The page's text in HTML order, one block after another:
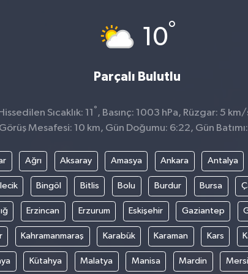
10°
Parçalı Bulutlu
Sıcaklık: 11 ° , Basınç: 1003 hPa, Rüzgar: 5
Mesafesi: 10 km, Gün Doğumu: 6:22, Gün
Ağrı Aksaray Amasya Ankara Antalya
Bingöl Bitlis Bolu Burdur Bursa
Erzincan Erzurum Eskişehir Gaziantep
Kahramanmaraş Karabük Karaman Kars
Kütahya Malatya Manisa Mardin